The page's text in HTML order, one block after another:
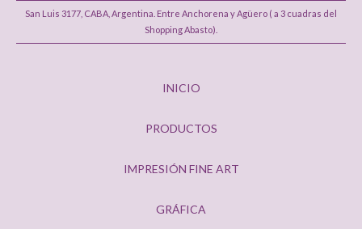
San Luis 3177, CABA, Argentina. Entre Anchorena y Agüero ( a 3 cuadras del
Shopping Abasto).
INICIO
PRODUCTOS
IMPRESIÓN FINE ART
GRÁFICA